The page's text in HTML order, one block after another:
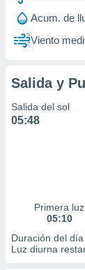
Acum. de
Viento
Salida y
Salida del sol
05:48
Primera luz
05:10
Duración del día
Luz diurna